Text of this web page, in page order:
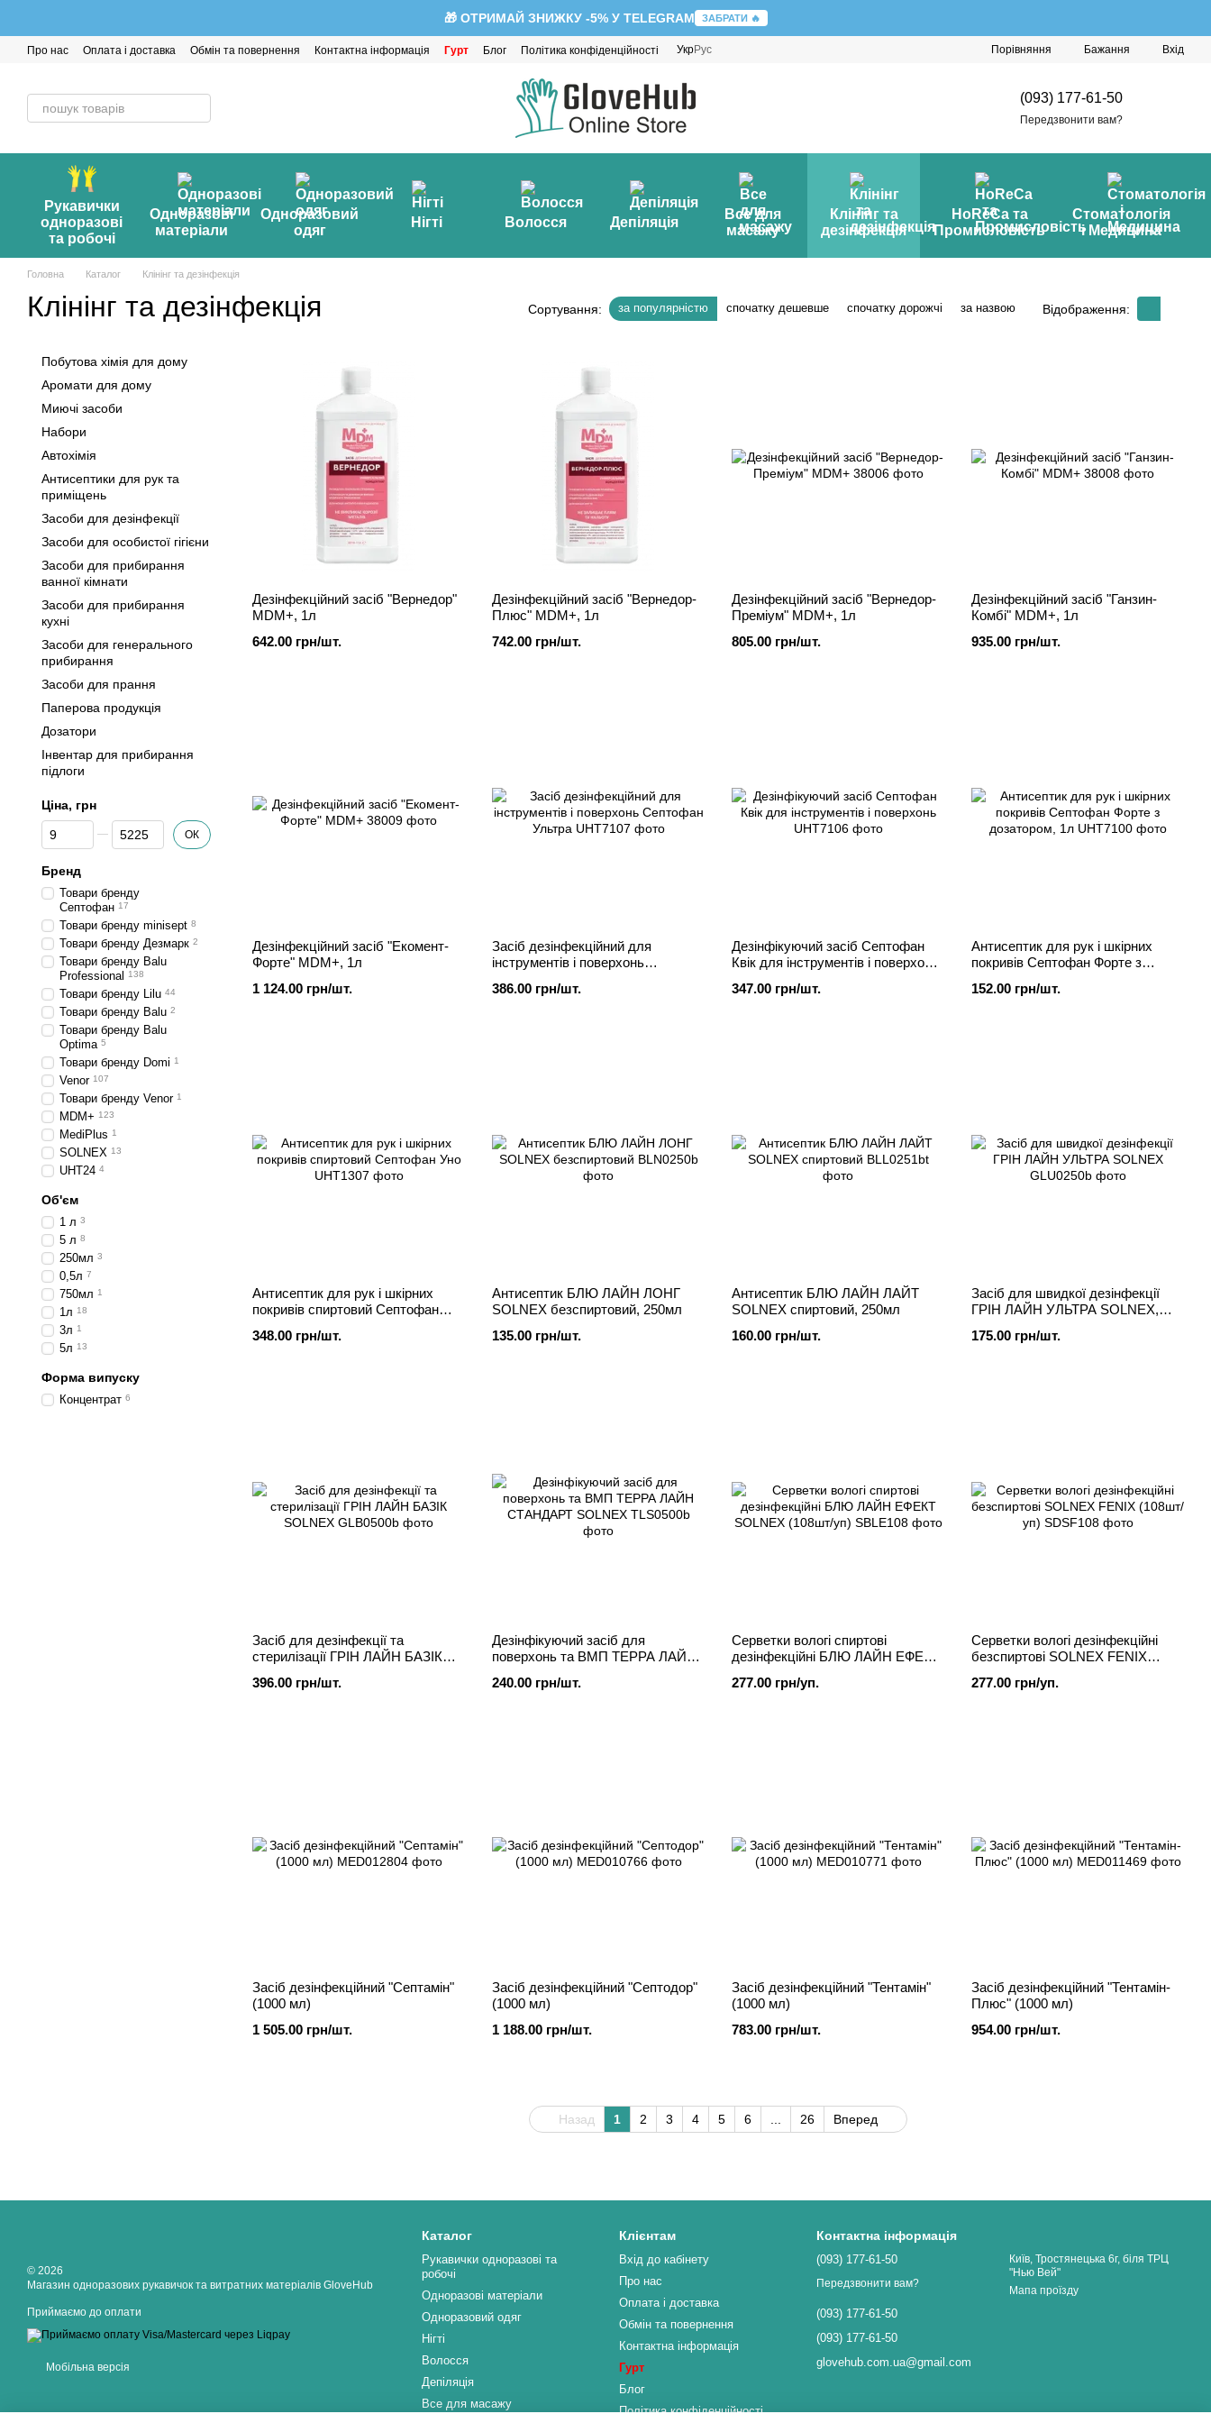
🎁 ОТРИМАЙ ЗНИЖКУ -5% У TELEGRAM ЗАБРАТИ 🔥
Про нас Оплата і доставка Обмін та повернення Контактна інформація Гурт Блог Політика конфіденційності УкрРус Порівняння Бажання Вхід
(093) 177-61-50
Передзвонити вам?
Рукавички
одноразові
та робочі
Одноразові
матеріали
Одноразовий
одяг
Нігті Волосся Депіляція
Все для
масажу
Клінінг та
дезінфекція
HoReCa та
Промисловість
Стоматологія
і Медицина
Головна Каталог Клінінг та дезінфекція
Клінінг та дезінфекція Сортування: за популярністю спочатку дешевше спочатку дорожчі за назвою Відображення:
Дезінфекційний засіб "Вернедор"
MDM+, 1л
642.00 грн/шт.
Дезінфекційний засіб "Вернедор-
Плюс" MDM+, 1л
742.00 грн/шт.
Дезінфекційний засіб "Вернедор-
Преміум" MDM+, 1л
805.00 грн/шт.
Дезінфекційний засіб "Ганзин-
Комбі" MDM+, 1л
935.00 грн/шт.
Дезінфекційний засіб "Екомент-
Форте" MDM+, 1л
1 124.00 грн/шт.
Засіб дезінфекційний для
інструментів і поверхонь
386.00 грн/шт.
Дезінфікуючий засіб Септофан
Квік для інструментів і поверхонь,
347.00 грн/шт.
Антисептик для рук і шкірних
покривів Септофан Форте з
152.00 грн/шт.
Антисептик для рук і шкірних
покривів спиртовий Септофан
348.00 грн/шт.
Антисептик БЛЮ ЛАЙН ЛОНГ
SOLNEX безспиртовий, 250мл
135.00 грн/шт.
Антисептик БЛЮ ЛАЙН ЛАЙТ
SOLNEX спиртовий, 250мл
160.00 грн/шт.
Засіб для швидкої дезінфекції
ГРІН ЛАЙН УЛЬТРА SOLNEX,
175.00 грн/шт.
Засіб для дезінфекції та
стерилізації ГРІН ЛАЙН БАЗІК
396.00 грн/шт.
Дезінфікуючий засіб для
поверхонь та ВМП ТЕРРА ЛАЙН
240.00 грн/шт.
Серветки вологі спиртові
дезінфекційні БЛЮ ЛАЙН ЕФЕКТ
277.00 грн/уп.
Серветки вологі дезінфекційні
безспиртові SOLNEX FENIX
277.00 грн/уп.
Засіб дезінфекційний "Септамін"
(1000 мл)
1 505.00 грн/шт.
Засіб дезінфекційний "Септодор"
(1000 мл)
1 188.00 грн/шт.
Засіб дезінфекційний "Тентамін"
(1000 мл)
783.00 грн/шт.
Засіб дезінфекційний "Тентамін-
Плюс" (1000 мл)
954.00 грн/шт.
Назад 1 2 3 4 5 6 26 Вперед
Побутова хімія для дому
Аромати для дому
Миючі засоби
Набори
Автохімія
Антисептики для рук та
приміщень
Засоби для дезінфекції
Засоби для особистої гігієни
Засоби для прибирання
ванної кімнати
Засоби для прибирання
кухні
Засоби для генерального
прибирання
Засоби для прання
Паперова продукція
Дозатори
Інвентар для прибирання
підлоги
Ціна, грн
Від Ціна, грн
До Ціна, грн ОК
Бренд
Товари бренду
Септофан 17
Товари бренду minisept 8
Товари бренду Дезмарк 2
Товари бренду Balu
Professional
138
Товари бренду Lilu 44
Товари бренду Balu 2
Товари бренду Balu
Optima 5
Товари бренду Domi 1
Venor 107
Товари бренду Venor 1
MDM+ 123
MediPlus 1
SOLNEX 13
UHT24 4
Об'єм
1 л 3
5 л 8
250мл 3
0,5л 7
750мл 1
1л 18
3л 1
5л 13
Форма випуску
Концентрат 6
© 2026
Магазин одноразових рукавичок та витратних матеріалів GloveHub
Приймаємо до оплати
Мобільна версія
Каталог
Рукавички одноразові та
робочі
Одноразові матеріали
Одноразовий одяг
Нігті
Волосся
Депіляція
Все для масажу
Клієнтам
Вхід до кабінету
Про нас
Оплата і доставка
Обмін та повернення
Контактна інформація
Гурт
Блог
Політика конфіденційності
Контактна інформація
(093) 177-61-50
Передзвонити вам?
(093) 177-61-50
(093) 177-61-50
glovehub.com.ua@gmail.com
Київ, Тростянецька 6г, біля ТРЦ
"Нью Вей"
Мапа проїзду